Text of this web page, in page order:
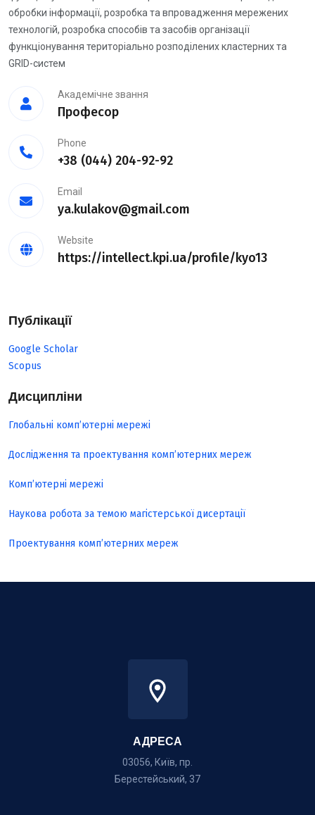
обробки інформації, розробка та впровадження мережених
технологій, розробка способів та засобів організації
функціонування територіально розподілених кластерних та
GRID-систем
Академічне звання
Професор
Phone
+38 (044) 204-92-92
Email
ya.kulakov@gmail.com
Website
https://intellect.kpi.ua/profile/kyo13
Публікації
Google Scholar
Scopus
Дисципліни
Глобальні комп’ютерні мережі
Дослідження та проектування комп’ютерних мереж
Комп’ютерні мережі
Наукова робота за темою магістерської дисертації
Проектування комп’ютерних мереж
АДРЕСА
03056, Київ, пр.
Берестейський, 37